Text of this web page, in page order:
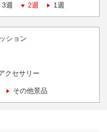
3週 2週 1週
ション
クセサリー
その他景品